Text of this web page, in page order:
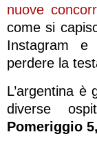
nuove
come si
Instagram e
perdere la
L’argentina è
diverse
Pomeriggio 5,